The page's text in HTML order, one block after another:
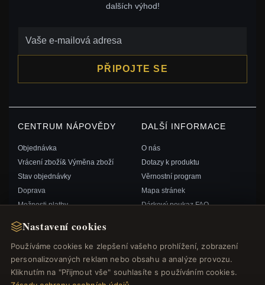
Nastavení cookies
Používáme cookies ke zlepšení vašeho prohlížení, zobrazení
personalizovaných reklam nebo obsahu a analýze provozu.
Kliknutím na "Přijmout vše" souhlasíte s používáním cookies.
dalších výhod!
PŘIPOJTE SE
CENTRUM NÁPOVĚDY
Objednávka
Vrácení zboží& Výměna zboží
Stav objednávky
Doprava
Možnosti platby
Kontaktujte nás
DALŠÍ INFORMACE
O nás
Dotazy k produktu
Věrnostní program
Mapa stránek
Dárkový poukaz FAQ
RYCHLÉ ODKAZY SLEDUJTE NÁS